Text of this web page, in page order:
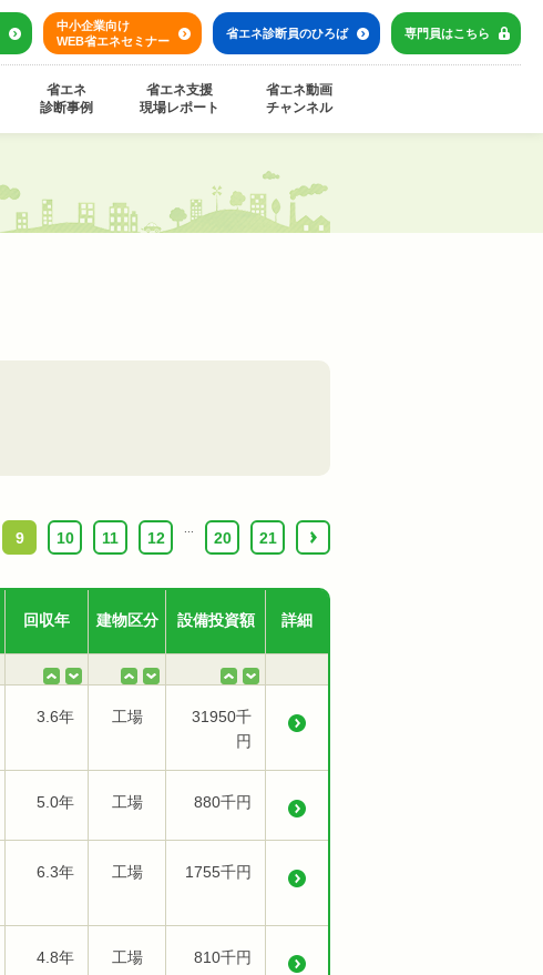
中小企業向け
WEB省エネセミナー
省エネ診断員のひろば 専門員はこちら
省エネ
診断事例
省エネ支援
現場レポート
省エネ動画
チャンネル
9 10 11 12 20 21 ›
回収年 建物区分 設備投資額 詳細
3.6年 工場
31950千
円
5.0年 工場 880千円
6.3年 工場 1755千円
4.8年 工場 810千円